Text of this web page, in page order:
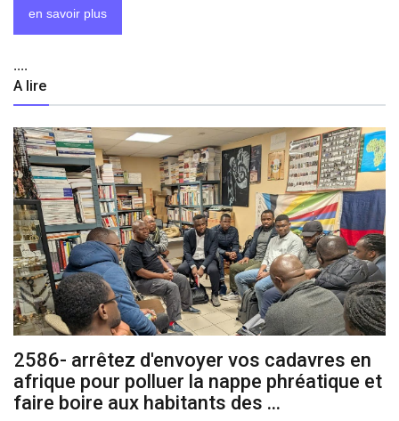
en savoir plus
....
A lire
2586- arrêtez d'envoyer vos cadavres en
afrique pour polluer la nappe phréatique et
faire boire aux habitants des ...